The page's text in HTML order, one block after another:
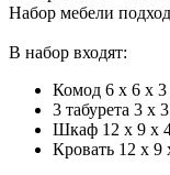
Набор мебели
В набор входят:
Комод 6 х 6 х 3
3 табурета 3 х
Шкаф 12 х 9 х
Кровать 12 х 9